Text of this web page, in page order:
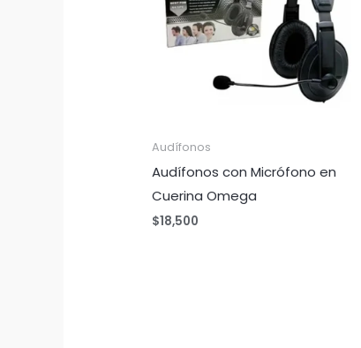
Audífonos
Audífonos con Micrófono en
Cuerina Omega
$18,500